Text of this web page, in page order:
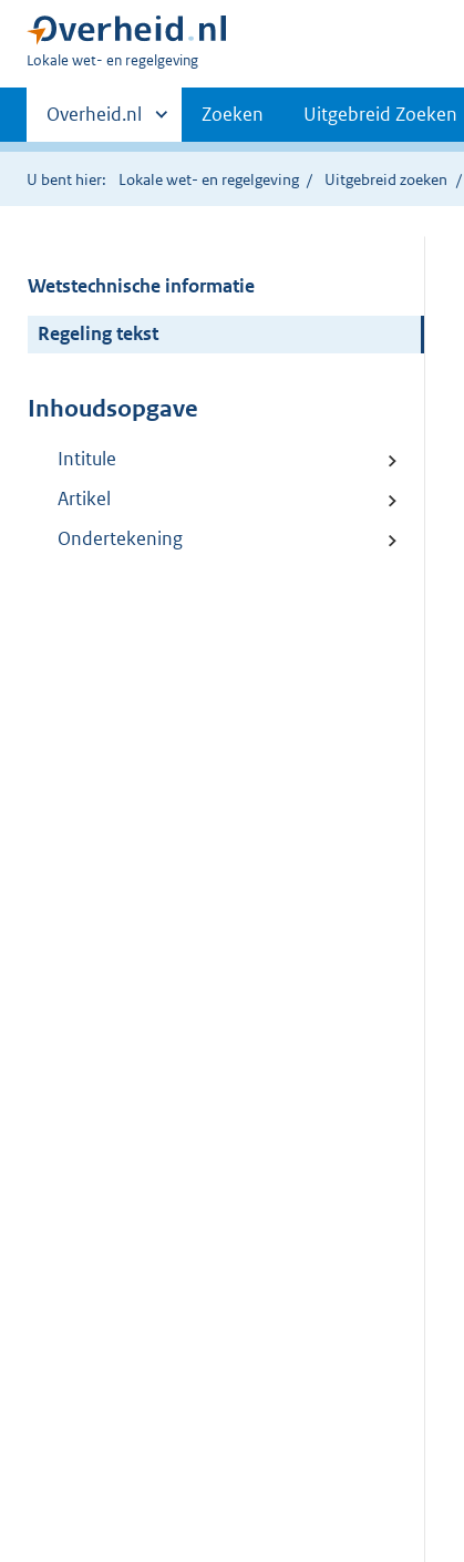
U
hier:
Lokale wet- en regelgeving
Primaire
navigatie
Andere
sites
binnen
Overheid.nl Zoeken Uitgebreid Zoeken
U bent hier: Lokale wet- en regelgeving Uitgebreid zoeken
Wetstechnische informatie
Regeling tekst
Inhoudsopgave
Intitule
Artikel
Ondertekening